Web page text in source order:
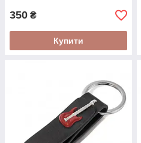
350 ₴
Купити